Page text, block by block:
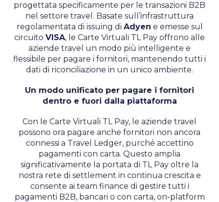
progettata specificamente per le transazioni B2B
nel settore travel. Basate sull’infrastruttura
regolamentata di issuing di Adyen e emesse sul
circuito VISA, le Carte Virtuali TL Pay offrono alle
aziende travel un modo più intelligente e
flessibile per pagare i fornitori, mantenendo tutti i
dati di riconciliazione in un unico ambiente.
Un modo unificato per pagare i fornitori
dentro e fuori dalla piattaforma
Con le Carte Virtuali TL Pay, le aziende travel
possono ora pagare anche fornitori non ancora
connessi a Travel Ledger, purché accettino
pagamenti con carta. Questo amplia
significativamente la portata di TL Pay oltre la
nostra rete di settlement in continua crescita e
consente ai team finance di gestire tutti i
pagamenti B2B, bancari o con carta, on-platform